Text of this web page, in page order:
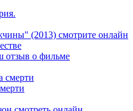
отзыв о фильме